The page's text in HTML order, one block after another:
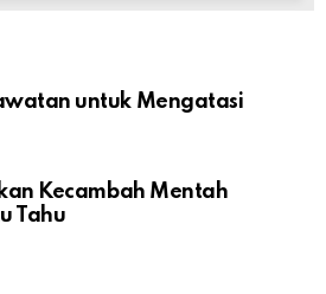
untuk Mengatasi
Kecambah Mentah
Tahu